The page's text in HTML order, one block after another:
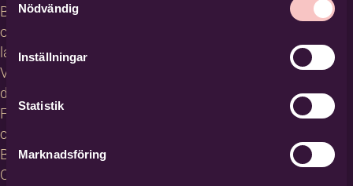
Nödvändig
Inställningar
Statistik
Marknadsföring
Bilda in
other
languages
Villkor för
deltagare
För
cirkelledare
Blanketter
Om